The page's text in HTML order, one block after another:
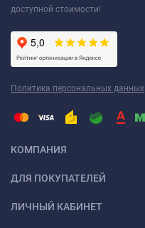
доступной стоимости!
Политика персональных данных
КОМПАНИЯ
ДЛЯ ПОКУПАТЕЛЕЙ
ЛИЧНЫЙ КАБИНЕТ